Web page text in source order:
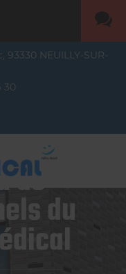
93330 NEUILLY-SUR-
30
de
du